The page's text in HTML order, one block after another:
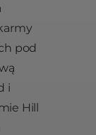
pod
i
Hill